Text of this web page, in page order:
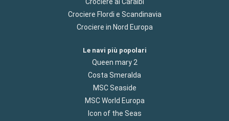
Crociere ai Caraibi
Crociere Flordi e Scandinavia
Crociere in Nord Europa
Le navi più popolari
Queen mary 2
Costa Smeralda
MSC Seaside
MSC World Europa
Icon of the Seas